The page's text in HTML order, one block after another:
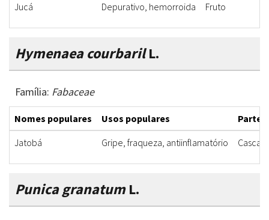
Jucá
Depurativo, hemorroida Fruto
Hymenaea courbarilL.
Família: Fabaceae
Nomes populares Usos populares
Jatobá
Gripe, fraqueza, antiinflamatório Casca,
Punica granatumL.